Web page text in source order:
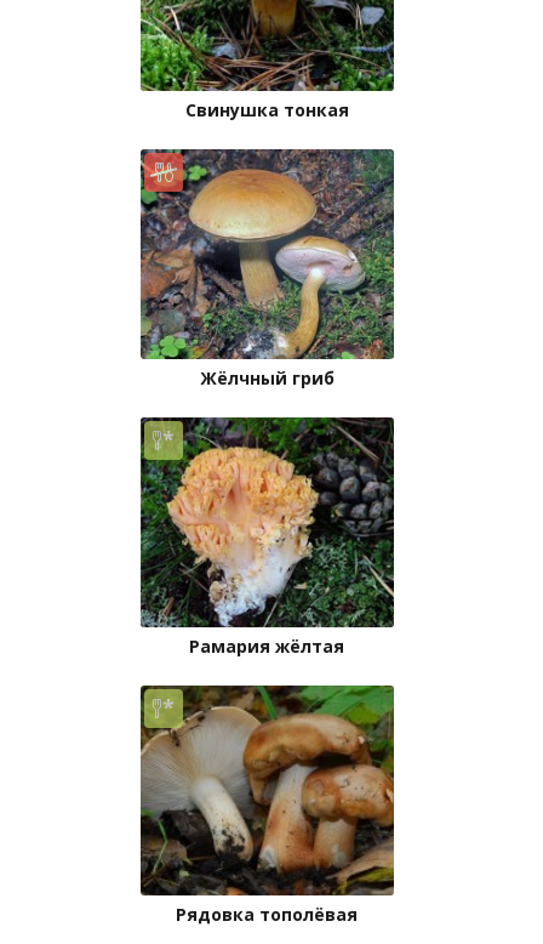
Свинушка тонкая
Жёлчный гриб
Рамария жёлтая
Рядовка тополёвая